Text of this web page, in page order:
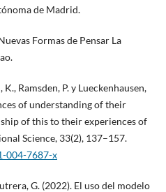
de Madrid.
Formas de Pensar La
Ramsden, P. y Lueckenhausen,
of understanding of their
of this to their experiences of
Science, 33(2), 137–157.
004-7687-x
G. (2022). El uso del modelo